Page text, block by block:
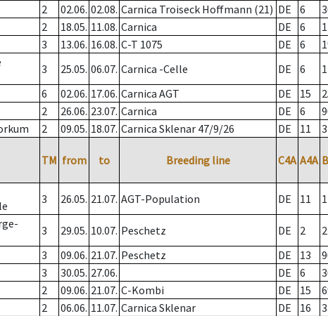
2 02.06. 02.08. Carnica Troiseck Hoffmann (21) DE 6
2 18.05. 11.08. Carnica DE 6 1
3 13.06. 16.08. C-T 1075 DE 6
3 25.05. 06.07. Carnica -Celle DE 6 1
6 02.06. 17.06. Carnica AGT DE 15
2 26.06. 23.07. Carnica DE 6
2 09.05. 18.07. Carnica Sklenar 47/9/26 DE 11 3
TM from to Breeding line C4A A4A
3 26.05. 21.07. AGT-Population DE 11
3 29.05. 10.07. Peschetz DE 2
3 09.06. 21.07. Peschetz DE 13
3 30.05. 27.06. DE 6
2 09.06. 21.07. C-Kombi DE 15
2 06.06. 11.07. Carnica Sklenar DE 16